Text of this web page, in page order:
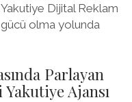
Yakutiye Dijital Reklam
olma yolunda
Parlayan
Ajansı